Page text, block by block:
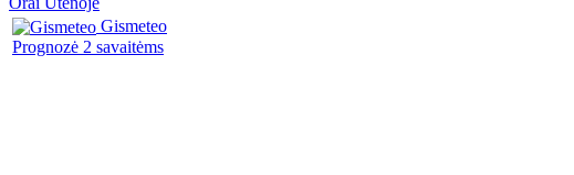
Gismeteo
Prognozė 2 savaitėms